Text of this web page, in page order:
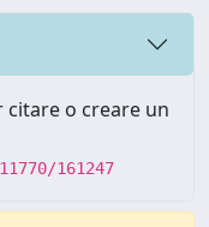
o creare un
161247